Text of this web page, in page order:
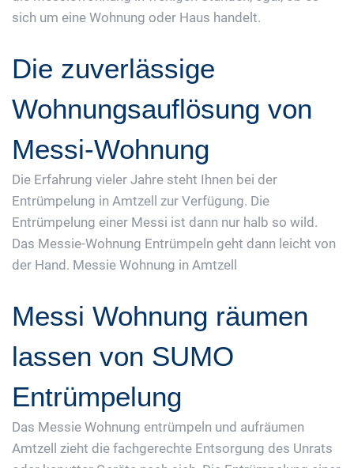
sich um eine Wohnung oder Haus handelt.
Die zuverlässige
Wohnungsauflösung von
Messi-Wohnung
Die Erfahrung vieler Jahre steht Ihnen bei der
Entrümpelung in Amtzell zur Verfügung. Die
Entrümpelung einer Messi ist dann nur halb so wild.
Das Messie-Wohnung Entrümpeln geht dann leicht von
der Hand. Messie Wohnung in Amtzell
Messi Wohnung räumen
lassen von SUMO
Entrümpelung
Das Messie Wohnung entrümpeln und aufräumen
Amtzell zieht die fachgerechte Entsorgung des Unrats